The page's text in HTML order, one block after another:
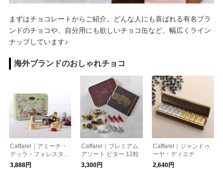
まずはチョコレートからご紹介。どんな人にも喜ばれる有名ブラ
ンドのチョコや、自分用にも欲しいチョコ缶など、幅広くライン
ナップしています♪
海外ブランドのおしゃれチョコ
Caffarel｜アミーチ・
デッラ・フォレスタ 1
6粒
3,888円
Caffarel｜プレミアム
アソート ビター 12粒
3,300円
Caffarel｜ジャンドゥ
ーヤ・ディエチ
2,640円